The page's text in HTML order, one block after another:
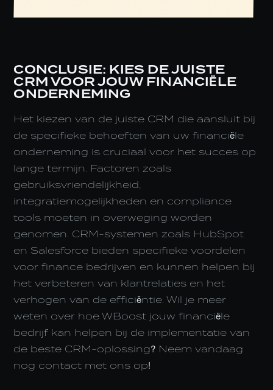
CONCLUSIE: KIES DE JUISTE
CRM VOOR JOUW FINANCIËLE
ONDERNEMING
Het kiezen van de juiste CRM die aansluit bij
de specifieke behoeften van uw financiële
onderneming is cruciaal voor het succes op
lange termijn. Factoren zoals
gebruiksvriendelijkheid,
integratiemogelijkheden en compliance
tools moeten in overweging worden
genomen. CRM-systemen zoals HubSpot
en Salesforce bieden specifieke voordelen
voor finance bedrijven en kunnen helpen bij
het verbeteren van klantrelaties en het
verhogen van de efficiëntie. Wil je meer
weten over hoe WBoost jouw financiële
bedrijf kan helpen bij de implementatie van
de beste CRM-oplossing? Neem vandaag
nog contact met ons op!